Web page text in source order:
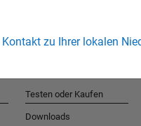
Kontakt zu Ihrer lokalen
Testen oder Kaufen
Downloads